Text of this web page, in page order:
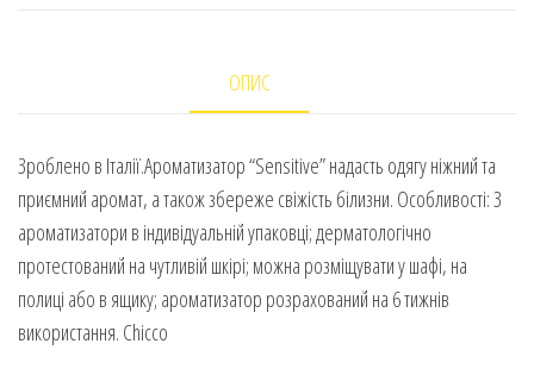
ОПИС
Зроблено в Італії.Ароматизатор “Sensitive” надасть одягу ніжний та
приємний аромат, а також збереже свіжість білизни. Особливості: 3
ароматизатори в індивідуальній упаковці; дерматологічно
протестований на чутливій шкірі; можна розміщувати у шафі, на
полиці або в ящику; ароматизатор розрахований на 6 тижнів
використання. Chicco